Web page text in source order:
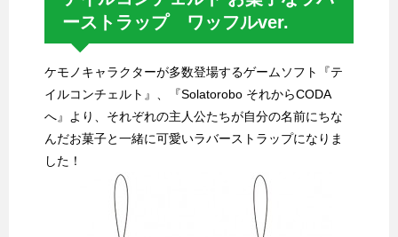
ーストラップ ワッフルver.
ケモノキャラクターが多数登場するゲームソフト『テ
イルコンチェルト』、『Solatorobo それからCODA
へ』より、それぞれの主人公たちが自分の名前にちな
んだお菓子と一緒に可愛いラバーストラップになりま
した！